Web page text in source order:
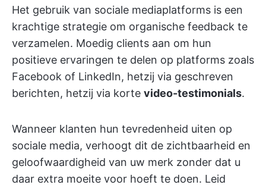
Het gebruik van sociale mediaplatforms is een
krachtige strategie om organische feedback te
verzamelen. Moedig clients aan om hun
positieve ervaringen te delen op platforms zoals
Facebook of LinkedIn, hetzij via geschreven
berichten, hetzij via korte video-testimonials.
Wanneer klanten hun tevredenheid uiten op
sociale media, verhoogt dit de zichtbaarheid en
geloofwaardigheid van uw merk zonder dat u
daar extra moeite voor hoeft te doen. Leid